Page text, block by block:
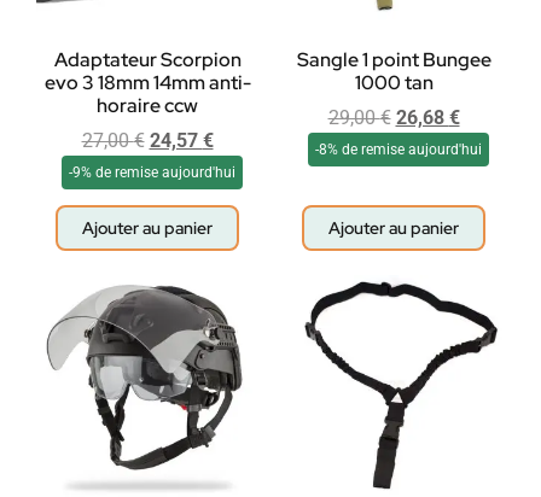
Adaptateur Scorpion
evo 3 18mm 14mm anti-
horaire ccw
27,00€ 24,57 €
-9% de remise aujourd'hui
Ajouter au panier
Sangle 1 point Bungee
1000 tan
29,00€ 26,68 €
-8% de remise aujourd'hui
Ajouter au panier